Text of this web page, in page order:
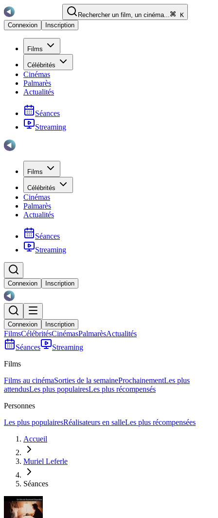
Rechercher un film, un cinéma...
K
Connexion
Inscription
Films
Célébrités
Cinémas
Palmarès
Actualités
Séances
Streaming
Films
Célébrités
Cinémas
Palmarès
Actualités
Séances
Streaming
Connexion Inscription
Connexion Inscription
FilmsCélébritésCinémasPalmarèsActualités
Séances
Streaming
Films
Films au cinémaSorties de la semaineProchainementLes plus
attendusLes plus populairesLes plus récompensés
Personnes
Les plus populairesRéalisateurs en salleLes plus récompensées
Accueil
Muriel Leferle
Séances